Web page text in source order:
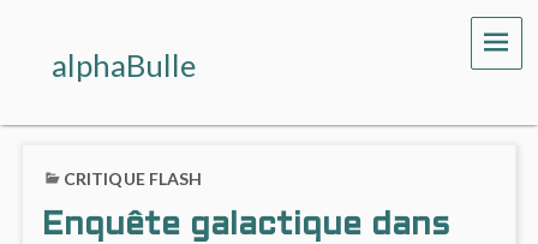
alphaBulle
CRITIQUE FLASH
Enquête galactique dans